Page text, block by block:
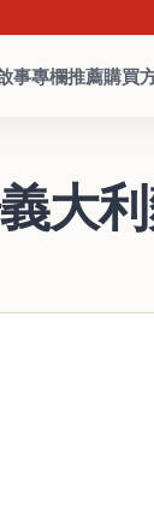
事專欄推薦購買
大